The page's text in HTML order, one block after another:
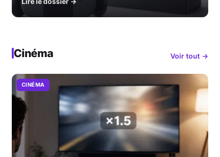
Cinéma Voir tout →
CINÉMA